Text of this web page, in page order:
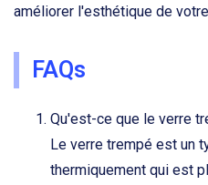
améliorer l'esthétique de
FAQs
Qu'est-ce que le verre
Le verre trempé est un
thermiquement qui est